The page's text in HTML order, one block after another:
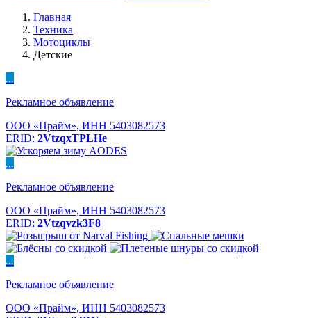
Главная
Техника
Мотоциклы
Детские
...
Рекламное объявление
ООО «Прайм», ИНН 5403082573
ERID: 2VtzqxTPLHe
...
Рекламное объявление
ООО «Прайм», ИНН 5403082573
ERID: 2Vtzqvzk3F8
...
Рекламное объявление
ООО «Прайм», ИНН 5403082573